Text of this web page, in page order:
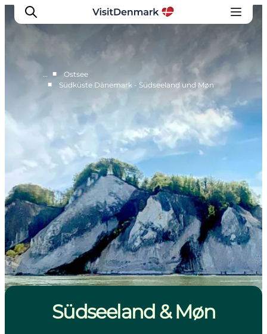
Regionen
Erlebnisse
Unterkünfte
Reiseplanung
… ■
Ostsee
■
Südküste Dänemark - Südseeland und Møn
Südseeland & Møn